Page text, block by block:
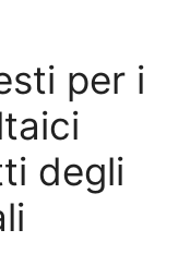
per i
degli